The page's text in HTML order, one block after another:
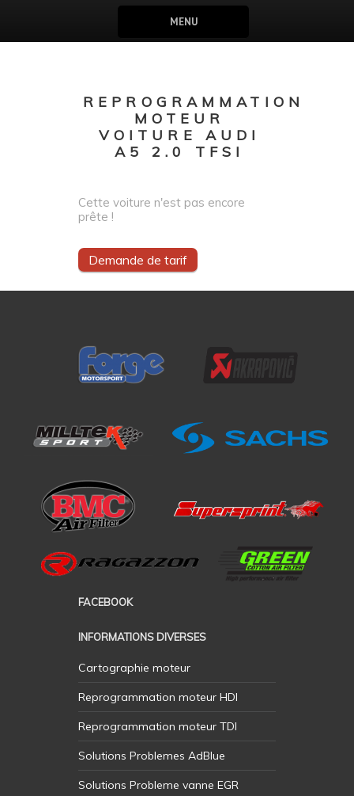
MENU
REPROGRAMMATION
MOTEUR
VOITURE AUDI
A5 2.0 TFSI
Cette voiture n'est pas encore
prête !
Demande de tarif
FACEBOOK
INFORMATIONS DIVERSES
Cartographie moteur
Reprogrammation moteur HDI
Reprogrammation moteur TDI
Solutions Problemes AdBlue
Solutions Probleme vanne EGR